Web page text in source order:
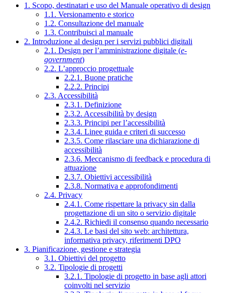
1. Scopo, destinatari e uso del Manuale operativo di design
1.1. Versionamento e storico
1.2. Consultazione del manuale
1.3. Contribuisci al manuale
2. Introduzione al design per i servizi pubblici digitali
2.1. Design per l’amministrazione digitale (e-
government)
2.2. L’approccio progettuale
2.2.1. Buone pratiche
2.2.2. Principi
2.3. Accessibilità
2.3.1. Definizione
2.3.2. Accessibilità by design
2.3.3. Principi per l’accessibilità
2.3.4. Linee guida e criteri di successo
2.3.5. Come rilasciare una dichiarazione di
accessibilità
2.3.6. Meccanismo di feedback e procedura di
attuazione
2.3.7. Obiettivi accessibilità
2.3.8. Normativa e approfondimenti
2.4. Privacy
2.4.1. Come rispettare la privacy sin dalla
progettazione di un sito o servizio digitale
2.4.2. Richiedi il consenso quando necessario
2.4.3. Le basi del sito web: architettura,
informativa privacy, riferimenti DPO
3. Pianificazione, gestione e strategia
3.1. Obiettivi del progetto
3.2. Tipologie di progetti
3.2.1. Tipologie di progetto in base agli attori
coinvolti nel servizio